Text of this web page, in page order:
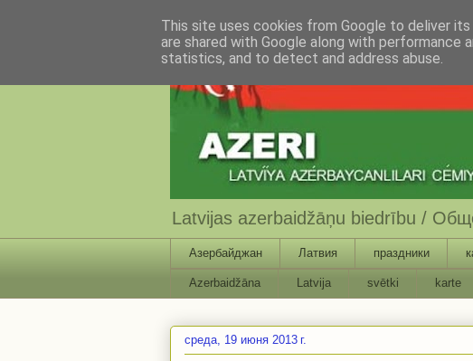
Latvijas azerbaidžāņu biedrību /
Азербайджан Латвия праздники
Azerbaidžāna Latvija svētki karte
среда, 19 июня 2013 г.
This site uses cookies from Google to deliver
are shared with Google along with
statistics, and to detect and address abuse.